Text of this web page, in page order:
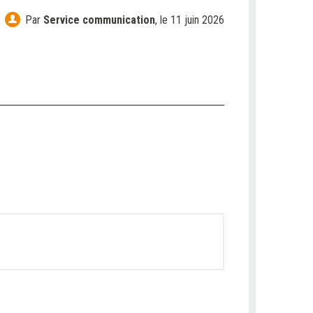
Par Service communication, le 11 juin 2026